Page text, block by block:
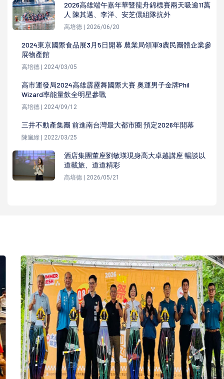
2026高雄端午嘉年華暨龍舟錦標賽兩天吸逾11萬
人 陳其邁、李洋、安芝儇組隊抗外
高培德 | 2026/06/20
2024東京國際食品展3月5日開幕 農業局領軍9農民團體企業參
展物產館
高培德 | 2024/03/05
高市運發局2024高雄霹靂舞國際大賽 奧運男子金牌Phil
Wizard率能量飲全明星參戰
高培德 | 2024/09/12
三井不動產集團 前進南台灣最大都市圈 預定2026年開幕
陳遍綠 | 2022/03/25
酒店集團董座劉敏瑛現身高大卓越講座 暢談以
道載旅、道道精彩
高培德 | 2026/05/21